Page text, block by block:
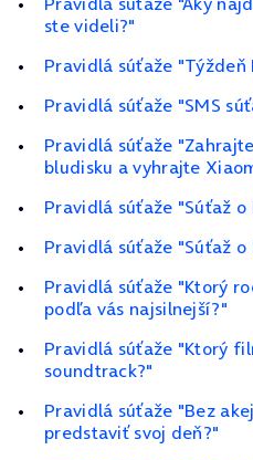
ste videli?"
Pravidlá súťaže "Týždeň
Pravidlá súťaže "SMS
Pravidlá súťaže
bludisku a vyhrajte
Pravidlá súťaže "Súťaž o
Pravidlá súťaže "Súťaž o
Pravidlá súťaže "Ktorý
podľa vás najsilnejší?"
Pravidlá súťaže "Ktorý
soundtrack?"
Pravidlá súťaže "Bez
predstaviť svoj deň?"